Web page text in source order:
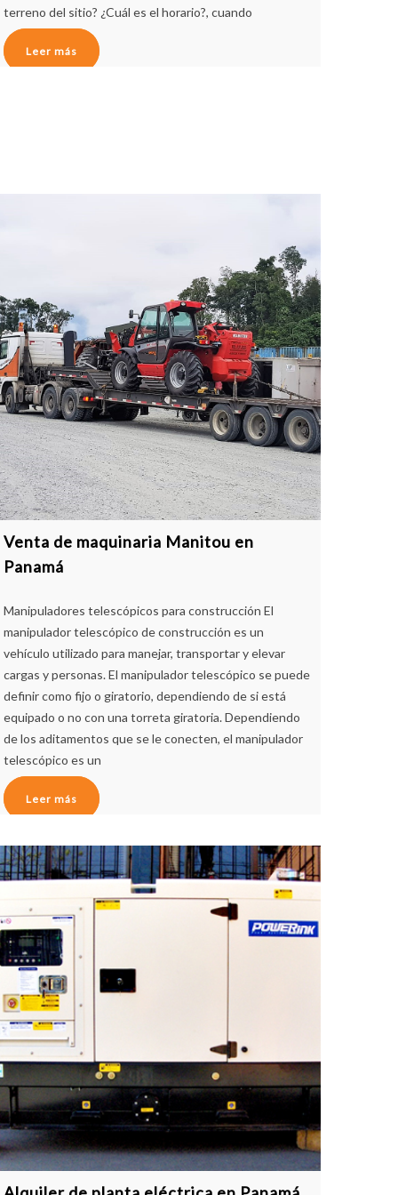
terreno del sitio? ¿Cuál es el horario?, cuando
Leer más
Venta de maquinaria Manitou en
Panamá
Manipuladores telescópicos para construcción El
manipulador telescópico de construcción es un
vehículo utilizado para manejar, transportar y elevar
cargas y personas. El manipulador telescópico se puede
definir como fijo o giratorio, dependiendo de si está
equipado o no con una torreta giratoria. Dependiendo
de los aditamentos que se le conecten, el manipulador
telescópico es un
Leer más